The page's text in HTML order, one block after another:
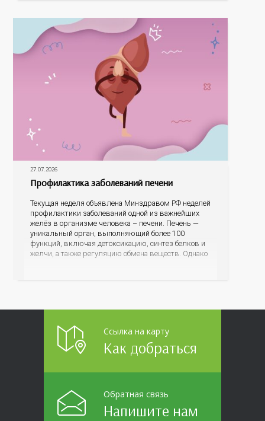
27.07.2026
Профилактика заболеваний печени
Текущая неделя объявлена Минздравом РФ неделей
профилактики заболеваний одной из важнейших
желёз в организме человека – печени. Печень —
уникальный орган, выполняющий более 100
функций, включая детоксикацию, синтез белков и
желчи, а также регуляцию обмена веществ. Однако
Ссылка на карту
Как добраться
Обратная связь
Напишите нам